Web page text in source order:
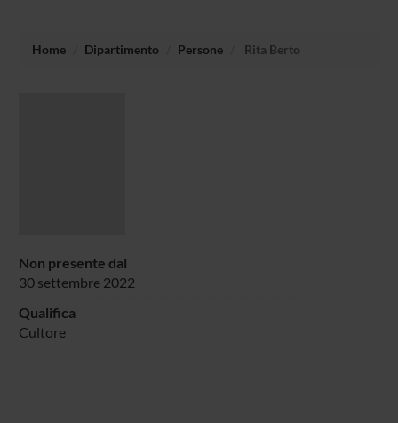
Home Dipartimento Persone Rita Berto
Non presente dal
30 settembre 2022
Qualifica
Cultore